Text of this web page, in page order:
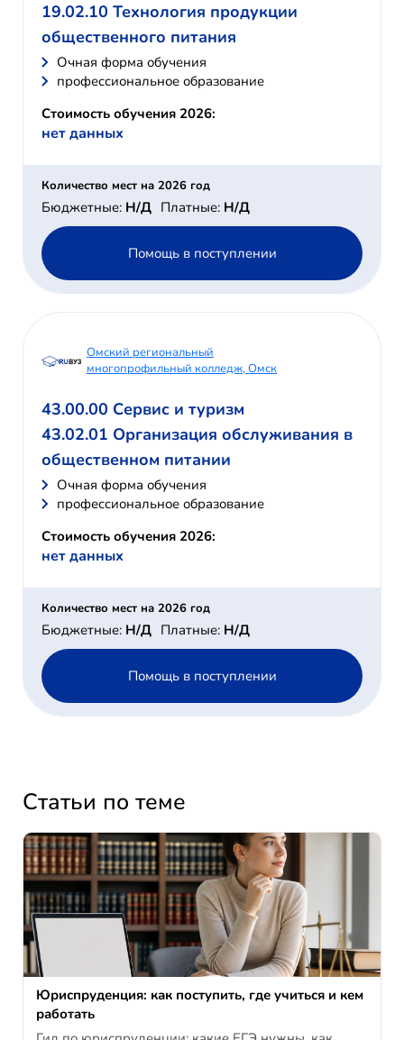
19.02.10 Технология продукции
общественного питания
Очная форма обучения
профессиональное образование
Стоимость обучения 2026:
нет данных
Количество мест на 2026 год
Бюджетные: Н/Д Платные: Н/Д
Помощь в поступлении
Омский региональный
многопрофильный колледж, Омск
43.00.00 Сервис и туризм
43.02.01 Организация обслуживания в
общественном питании
Очная форма обучения
профессиональное образование
Стоимость обучения 2026:
нет данных
Количество мест на 2026 год
Бюджетные: Н/Д Платные: Н/Д
Помощь в поступлении
Статьи по теме
Юриспруденция: как поступить, где учиться и кем
работать